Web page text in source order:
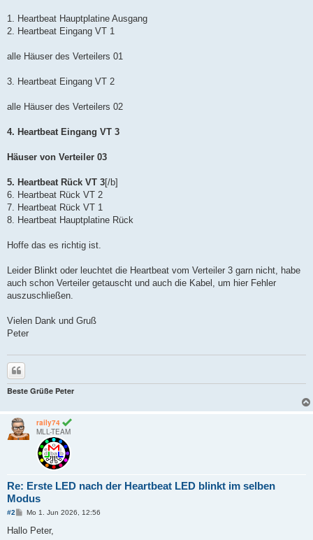
T
m
a
k
r
1. Heartbeat Hauptplatine Ausgang
2. Heartbeat Eingang VT 1
alle Häuser des Verteilers 01
3. Heartbeat Eingang VT 2
alle Häuser des Verteilers 02
4. Heartbeat Eingang VT 3
Häuser von Verteiler 03
5. Heartbeat Rück VT 3[/b]
6. Heartbeat Rück VT 2
7. Heartbeat Rück VT 1
8. Heartbeat Hauptplatine Rück
Hoffe das es richtig ist.
Leider Blinkt oder leuchtet die Heartbeat vom Verteiler 3 garn nicht, habe
auch schon Verteiler getauscht und auch die Kabel, um hier Fehler
auszuschließen.
Vielen Dank und Gruß
Peter
Beste Grüße Peter
raily74
MLL-TEAM
Re: Erste LED nach der Heartbeat LED blinkt im selben
Modus
#2
B
i
Mo 1. Jun 2026, 12:56
Hallo Peter,